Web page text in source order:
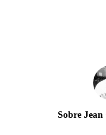
Sobre Jean